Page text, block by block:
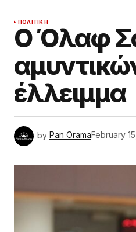
ΠΟΛΙΤΙΚΉ
Ο Όλαφ
έλλειμμα
by Pan OramaFebruary